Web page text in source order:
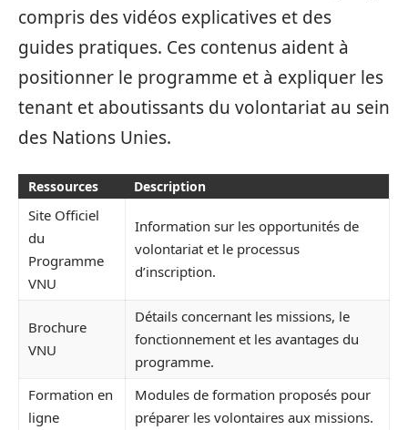
compris des vidéos explicatives et des
guides pratiques. Ces contenus aident à
positionner le programme et à expliquer les
tenant et aboutissants du volontariat au sein
des Nations Unies.
Ressources Description
Site Officiel
du
Programme
VNU
Information sur les opportunités de
volontariat et le processus
d’inscription.
Brochure
VNU
Détails concernant les missions, le
fonctionnement et les avantages du
programme.
Formation en
ligne
Modules de formation proposés pour
préparer les volontaires aux missions.